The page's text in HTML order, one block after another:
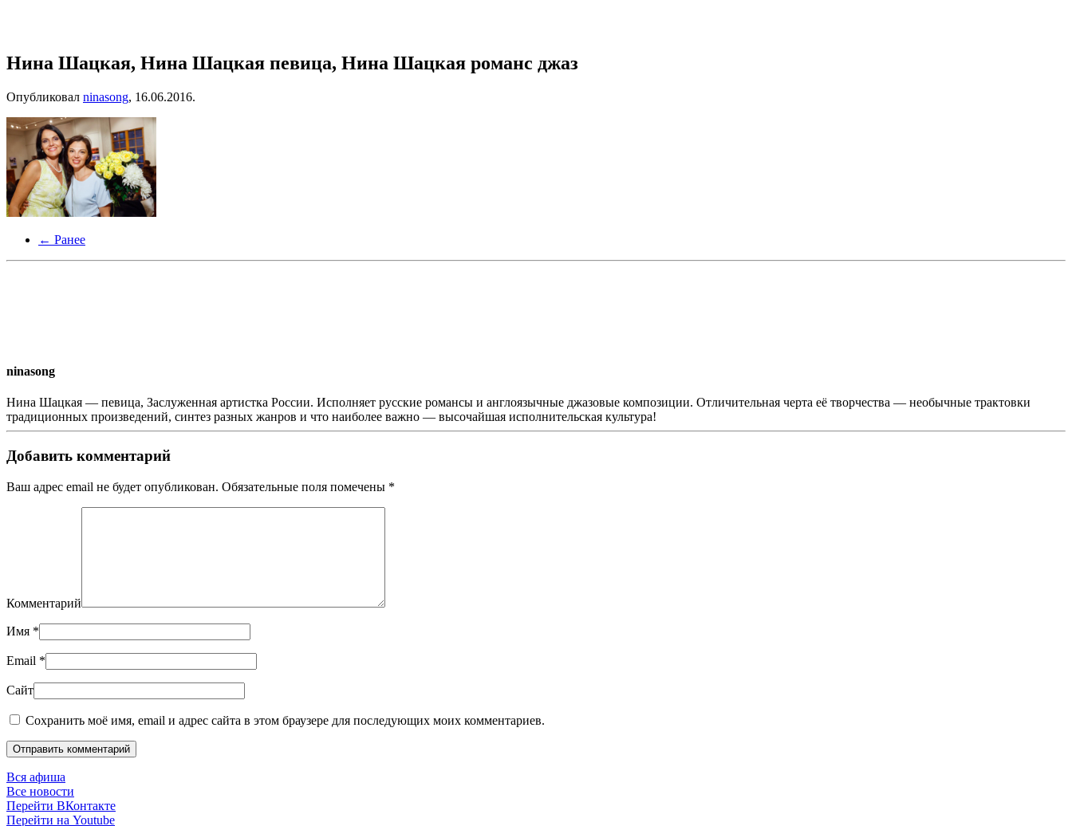
Нина Шацкая, Нина Шацкая певица, Нина Шацкая романс джаз
Опубликовал ninasong, 16.06.2016.
← Ранее
ninasong
Нина Шацкая — певица, Заслуженная артистка России. Исполняет русские романсы и англоязычные джазовые композиции. Отличительная черта её творчества — необычные трактовки
традиционных произведений, синтез разных жанров и что наиболее важно — высочайшая исполнительская культура!
Добавить комментарий
Ваш адрес email не будет опубликован. Обязательные поля помечены *
Комментарий
Имя *
Email *
Сайт
Сохранить моё имя, email и адрес сайта в этом браузере для последующих моих комментариев.
Отправить комментарий
Вся афиша
Все новости
Перейти ВКонтакте
Перейти на Youtube